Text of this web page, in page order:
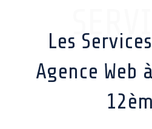
Les
Agence Web